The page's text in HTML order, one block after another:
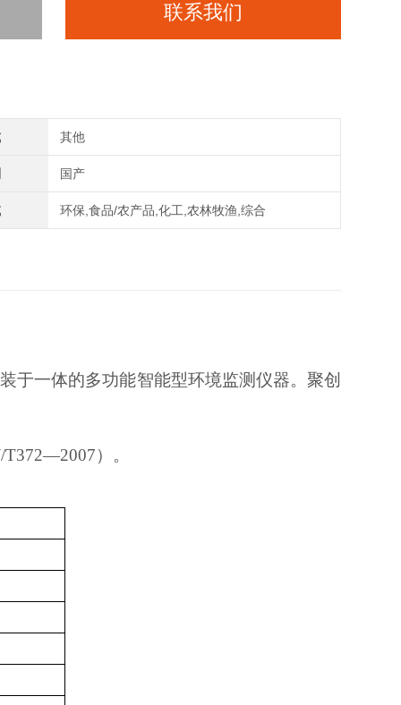
联系我们
其他
国产
环保,食品/农产品,化工,农林牧渔,综合
于一体的多功能智能型环境监测仪器。聚创
）。